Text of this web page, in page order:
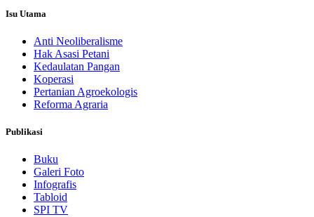
Isu Utama
Anti Neoliberalisme
Hak Asasi Petani
Kedaulatan Pangan
Koperasi
Pertanian Agroekologis
Reforma Agraria
Publikasi
Buku
Galeri Foto
Infografis
Tabloid
SPI TV